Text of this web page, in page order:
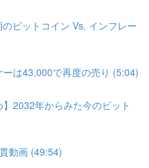
ビットコイン Vs. インフレー
は43,000で再度の売り (5:04)
2032年からみた今のビット
動画 (49:54)